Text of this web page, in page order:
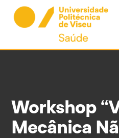
content
Workshop
Mecânica